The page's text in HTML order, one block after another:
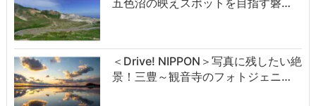
五色沼の映えスポットを目指す磐…
＜Drive! NIPPON＞写真に残したい絶
景！三豊～観音寺のフォトジェニ…